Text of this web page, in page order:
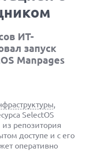
ИT-
запуск
Manpages
,
SelectOS
репозитория
доступе и с его
оперативно